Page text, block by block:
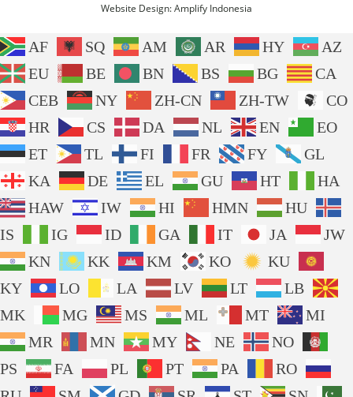
Website Design:Amplify Indonesia
AF SQ AM AR HY
AZ
EU
BE BN BS BG
CA
CEB
NY ZH-CN ZH-TW
CO
HR
CS DA NL EN
EO
ET
TL FI FR FY
GL
KA
DE EL GU HT
HA
HAW
IW HI HMN
HU
IS
IG ID GA IT JA
JW
KN
KK KM KO
KU
KY
LO LA LV LT
LB
MK
MG MS ML MT
MI
MR
MN MY NE
NO
PS
FA PL PT PA
RO